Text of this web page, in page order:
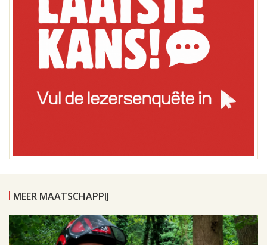
MEER MAATSCHAPPIJ